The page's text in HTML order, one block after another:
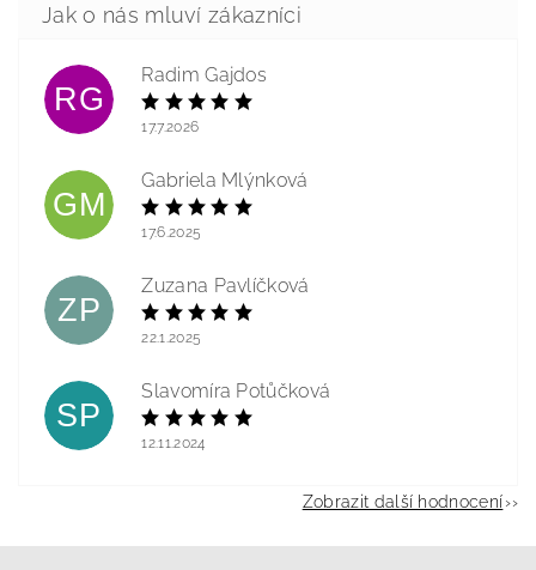
RG
Radim Gajdos
17.7.2026
GM
Gabriela Mlýnková
17.6.2025
ZP
Zuzana Pavlíčková
22.1.2025
SP
Slavomíra Potůčková
12.11.2024
Zobrazit další hodnocení